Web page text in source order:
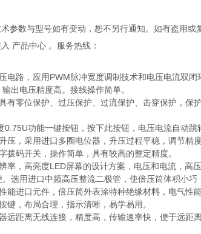
参数与型号如有变动，恕不另行通知。如有盗用或
产品中心 。服务热线：
电路，应用PWM脉冲宽度调制技术和电压电流双
出电压精度高。接线操作简单。
有零位保护、过压保护、过流保护、击穿保护，保
0.75U功能一键按钮，按下此按钮，电压电流自动
压，采用进口多圈电位器，升压过程平稳，调节精
拨码开关，操作简单，具有较高的整定精度。
率，高亮度LED屏幕的设计方案，电压和电流，高
选用进口中频高压整流二极管，使倍压筒体积小
能进口元件，倍压筒外表涂特种绝缘材料，电气性
键，布局合理，指示清晰，易学易用。
远距离无线连接，精度高，传输速率快，便于远距